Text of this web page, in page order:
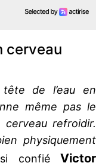
cerveau
de l’eau en
même pas le
refroidir.
physiquement
confié Victor